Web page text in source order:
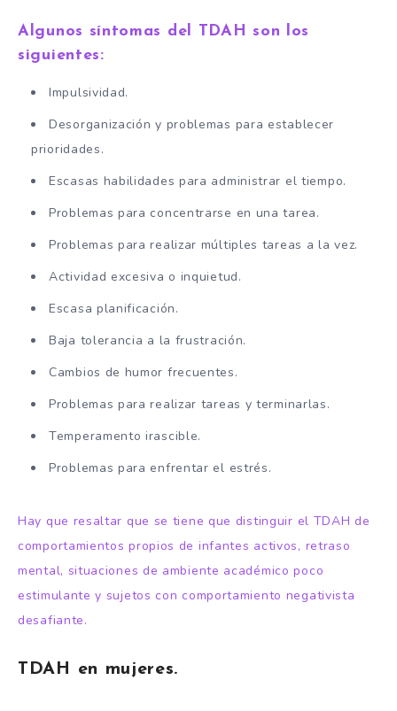
Algunos síntomas del TDAH son los
siguientes:
Impulsividad.
Desorganización y problemas para establecer
prioridades.
Escasas habilidades para administrar el tiempo.
Problemas para concentrarse en una tarea.
Problemas para realizar múltiples tareas a la vez.
Actividad excesiva o inquietud.
Escasa planificación.
Baja tolerancia a la frustración.
Cambios de humor frecuentes.
Problemas para realizar tareas y terminarlas.
Temperamento irascible.
Problemas para enfrentar el estrés.
Hay que resaltar que se tiene que distinguir el TDAH de
comportamientos propios de infantes activos, retraso
mental, situaciones de ambiente académico poco
estimulante y sujetos con comportamiento negativista
desafiante.
TDAH en mujeres.